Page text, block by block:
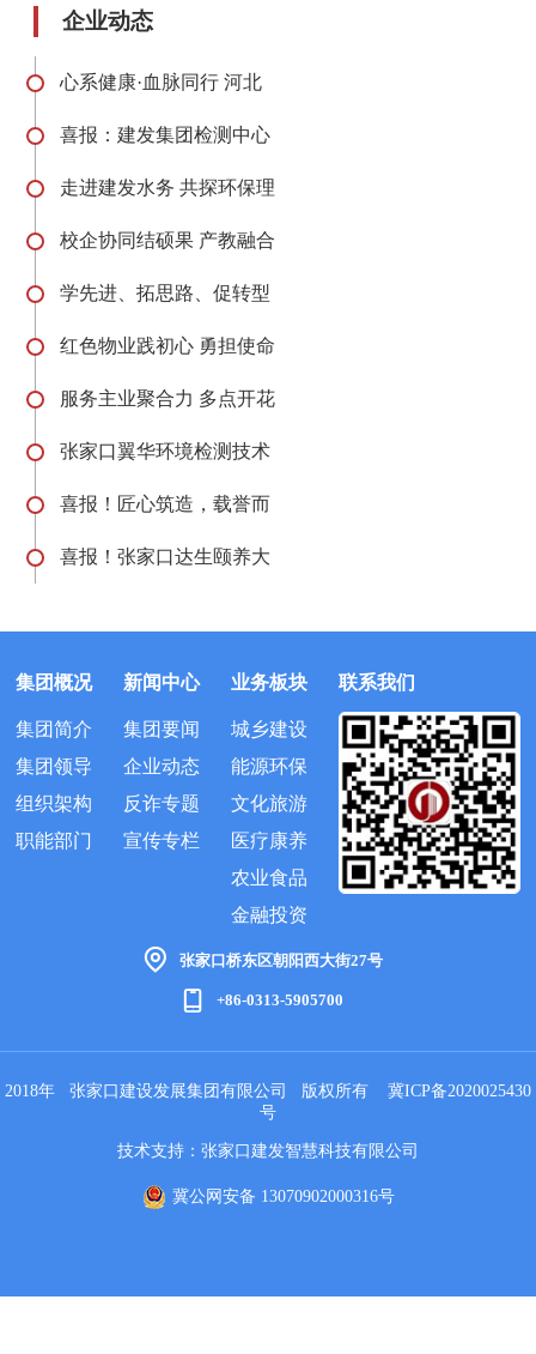
企业动态
心系健康·血脉同行 河北
喜报：建发集团检测中心
走进建发水务 共探环保理
校企协同结硕果 产教融合
学先进、拓思路、促转型
红色物业践初心 勇担使命
服务主业聚合力 多点开花
张家口翼华环境检测技术
喜报！匠心筑造，载誉而
喜报！张家口达生颐养大
集团概况
集团简介
集团领导
组织架构
职能部门
新闻中心
集团要闻
企业动态
反诈专题
宣传专栏
业务板块
城乡建设
能源环保
文化旅游
医疗康养
农业食品
金融投资
联系我们
张家口桥东区朝阳西大街27号
+86-0313-5905700
2018年 张家口建设发展集团有限公司 版权所有 冀ICP备2020025430
号
技术支持：张家口建发智慧科技有限公司
冀公网安备 13070902000316号